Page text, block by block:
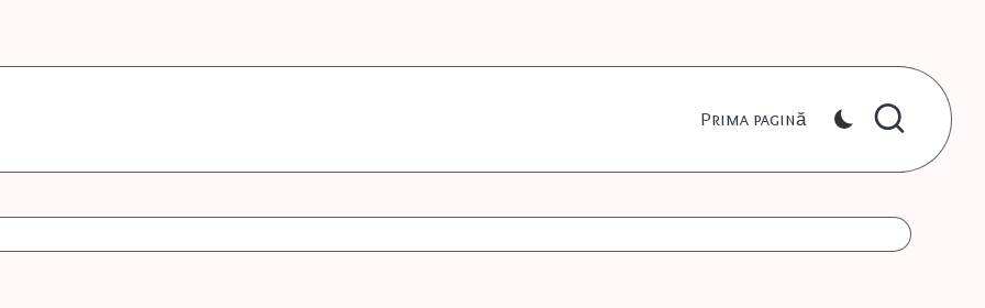
Prima pagină